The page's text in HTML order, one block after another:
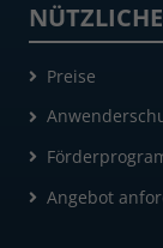
Preise
Angebot